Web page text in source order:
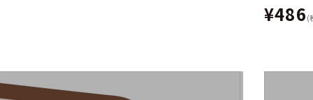
¥486 (